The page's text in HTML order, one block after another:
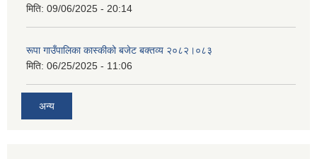
मिति: 09/06/2025 - 20:14
रूपा गाउँपालिका कास्कीको बजेट बक्तव्य २०८२।०८३
मिति: 06/25/2025 - 11:06
अन्य